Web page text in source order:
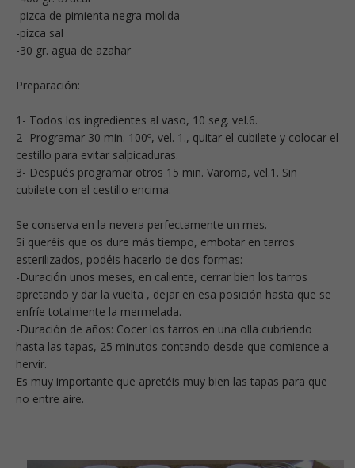
-pizca de pimienta negra molida
-pizca sal
-30 gr. agua de azahar
Preparación:
1- Todos los ingredientes al vaso, 10 seg. vel.6.
2- Programar 30 min. 100º, vel. 1., quitar el cubilete y colocar el
cestillo para evitar salpicaduras.
3- Después programar otros 15 min. Varoma, vel.1. Sin
cubilete con el cestillo encima.
Se conserva en la nevera perfectamente un mes.
Si queréis que os dure más tiempo, embotar en tarros
esterilizados, podéis hacerlo de dos formas:
-Duración unos meses, en caliente, cerrar bien los tarros
apretando y dar la vuelta , dejar en esa posición hasta que se
enfríe totalmente la mermelada.
-Duración de años: Cocer los tarros en una olla cubriendo
hasta las tapas, 25 minutos contando desde que comience a
hervir.
Es muy importante que apretéis muy bien las tapas para que
no entre aire.